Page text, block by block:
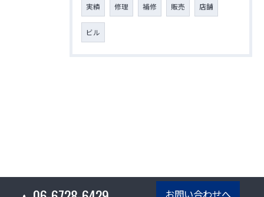
実績 修理 補修 販売 店舗
ビル
お問い合わせへ